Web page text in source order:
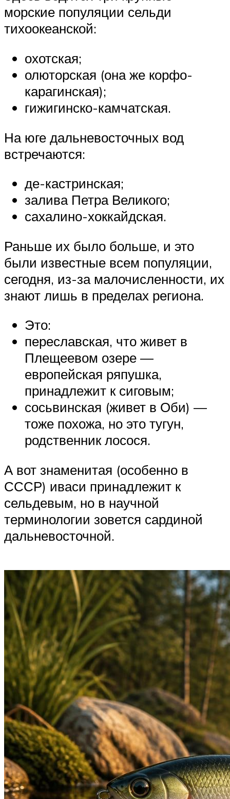
морские популяции сельди
тихоокеанской:
охотская;
олюторская (она же корфо-
карагинская);
гижигинско-камчатская.
На юге дальневосточных вод
встречаются:
де-кастринская;
залива Петра Великого;
сахалино-хоккайдская.
Раньше их было больше, и это
были известные всем популяции,
сегодня, из-за малочисленности, их
знают лишь в пределах региона.
Это:
переславская, что живет в
Плещеевом озере —
европейская ряпушка,
принадлежит к сиговым;
сосьвинская (живет в Оби) —
тоже похожа, но это тугун,
родственник лосося.
А вот знаменитая (особенно в
СССР) иваси принадлежит к
сельдевым, но в научной
терминологии зовется сардиной
дальневосточной.